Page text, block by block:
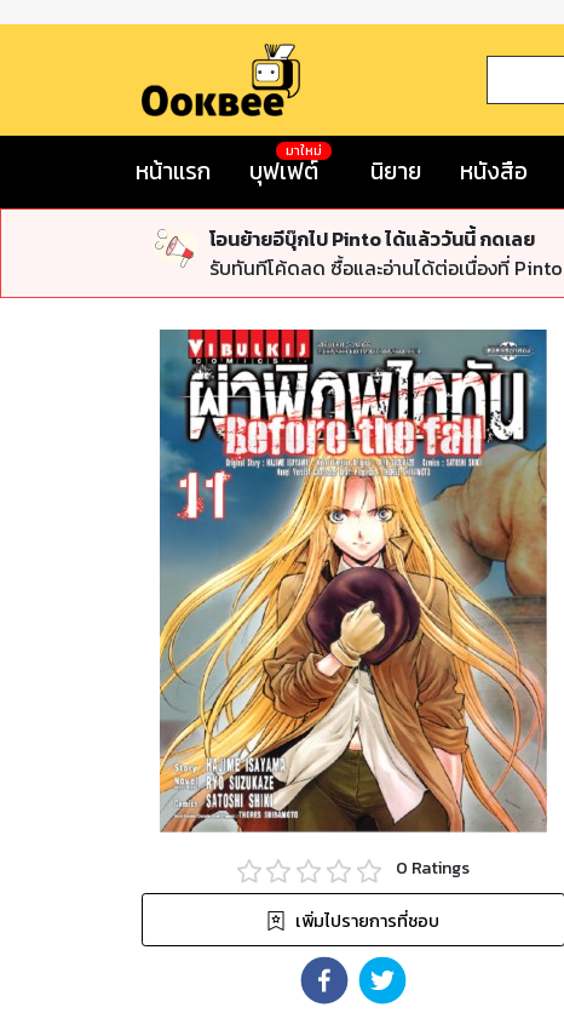
หน้าแรก บุฟเฟต์
มาใหม่
นิยาย หนังสือ
โอนย้ายอีบุ๊กไป Pinto ได้แล้ววันนี้ กดเลย
รับทันทีโค้ดลด ซื้อและอ่านได้ต่อเนื่องที่ Pinto
0 Ratings
เพิ่มไปรายการที่ชอบ